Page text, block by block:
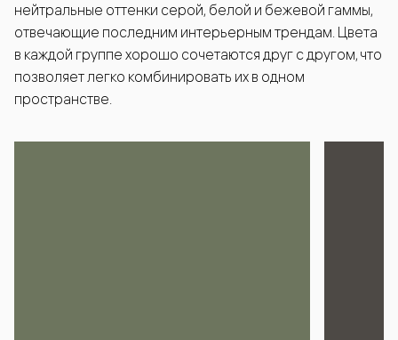
нейтральные оттенки серой, белой и бежевой гаммы,
отвечающие последним интерьерным трендам. Цвета
в каждой группе хорошо сочетаются друг с другом, что
позволяет легко комбинировать их в одном
пространстве.